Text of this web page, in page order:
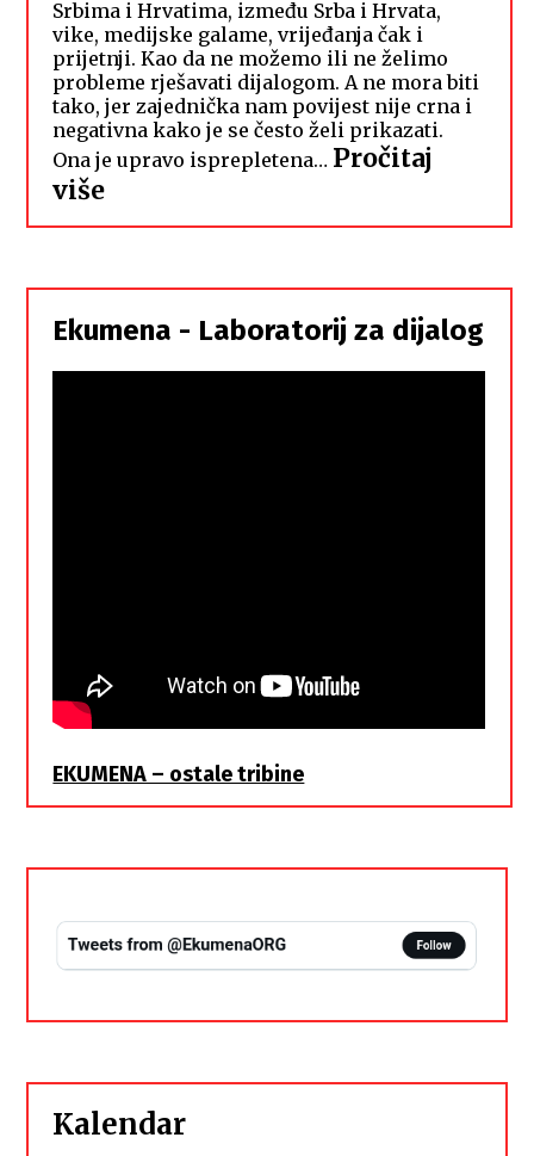
Srbima i Hrvatima, između Srba i Hrvata,
vike, medijske galame, vrijeđanja čak i
prijetnji. Kao da ne možemo ili ne želimo
probleme rješavati dijalogom. A ne mora biti
tako, jer zajednička nam povijest nije crna i
negativna kako je se često želi prikazati.
Ona je upravo isprepletena… Pročitaj
više:
Hrvati
Srbi,
istorodna
braća
Ekumena - Laboratorij za dijalog
EKUMENA – ostale tribine
Kalendar